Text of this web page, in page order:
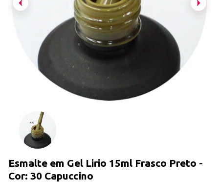
Esmalte em Gel Lirio 15ml Frasco Preto -
Cor: 30 Capuccino